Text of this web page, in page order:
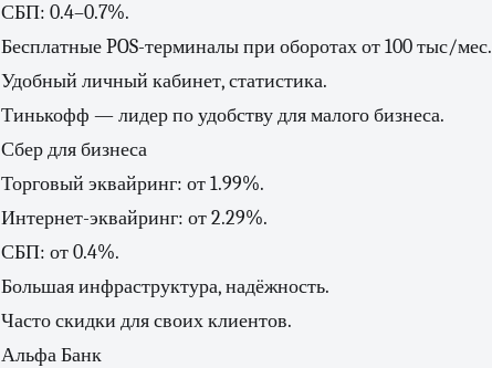
СБП: 0.4–0.7%.
Бесплатные POS-терминалы при оборотах от 100 тыс/мес.
Удобный личный кабинет, статистика.
Тинькофф — лидер по удобству для малого бизнеса.
Сбер для бизнеса
Торговый эквайринг: от 1.99%.
Интернет-эквайринг: от 2.29%.
СБП: от 0.4%.
Большая инфраструктура, надёжность.
Часто скидки для своих клиентов.
Альфа Банк